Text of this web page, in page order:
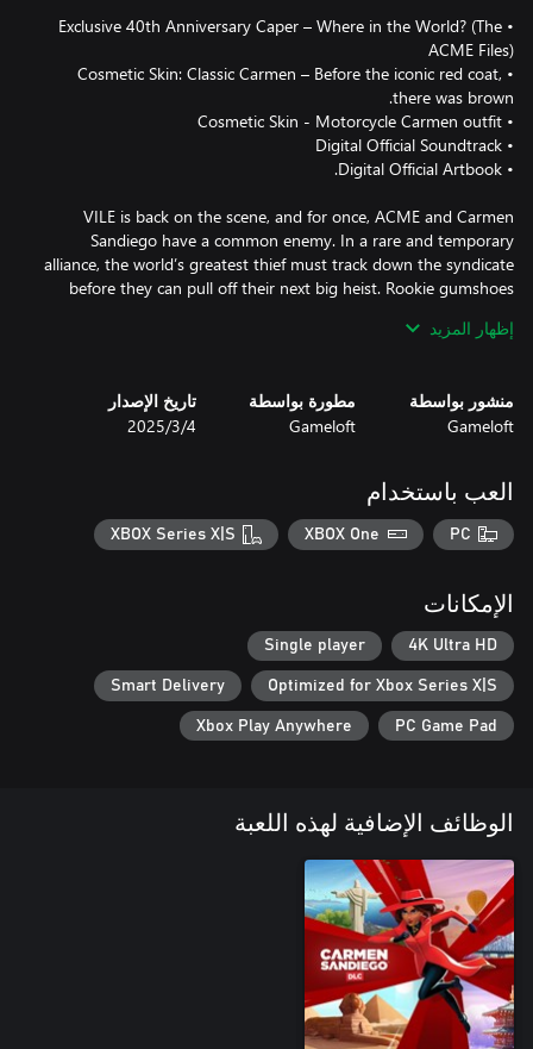
• Exclusive 40th Anniversary Caper – Where in the World? (The
• Cosmetic Skin: Classic Carmen – Before the iconic red coat,
VILE is back on the scene, and for once, ACME and Carmen
Sandiego have a common enemy. In a rare and temporary
alliance, the world’s greatest thief must track down the syndicate
before they can pull off their next big heist. Rookie gumshoes
the test whether it’s in the narrative driven main campaign or the
Carmen Sandiego, the elusive master thief, has temporarily
operations and her unparalleled skills in espionage make her an
grapple between buildings, and switch between night vision, UV,
From the bustling streets of Rio de Janeiro to the majestic
landmarks of Tokyo, embark on a whirlwind tour of the world's
most iconic destinations. With stunning visuals and immersive
Use quick thinking and detective skills to decode messages, crack
safes, and outwit VILE operatives before they disappear. Every
Use clues, interviews, and the ACME CrimeNet Database to
profile and identify VILE operatives. But remember, a warrant is
essential before making any arrests! Will you crack the case and
إظهار المزيد
منشور بواسطة
Gameloft
مطورة بواسطة
Gameloft
تاريخ الإصدار
4‏/3‏/2025
العب باستخدام
PC
XBOX One
XBOX Series X|S
الإمكانات
4K Ultra HD
Single player
Optimized for Xbox Series X|S
Smart Delivery
PC Game Pad
Xbox Play Anywhere
الوظائف الإضافية لهذه اللعبة